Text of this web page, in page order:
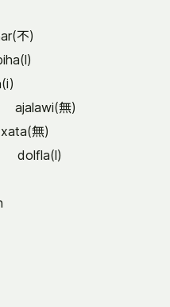
不)
ajalawi(無)
無)
dolfla(l)